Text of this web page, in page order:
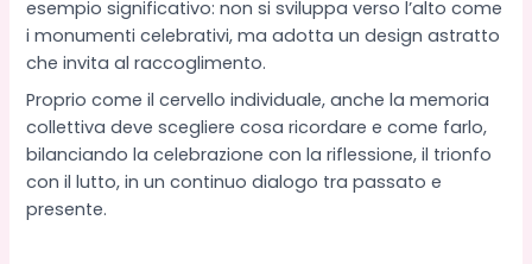
esempio significativo: non si sviluppa verso l’alto come
i monumenti celebrativi, ma adotta un design astratto
che invita al raccoglimento.
Proprio come il cervello individuale, anche la memoria
collettiva deve scegliere cosa ricordare e come farlo,
bilanciando la celebrazione con la riflessione, il trionfo
con il lutto, in un continuo dialogo tra passato e
presente.